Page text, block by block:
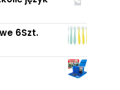
6Szt.